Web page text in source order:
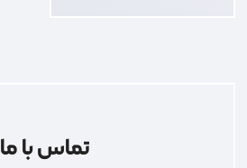
تماس با ما